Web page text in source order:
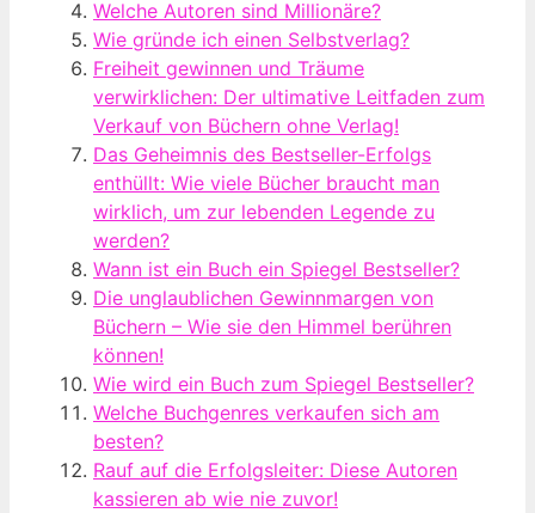
Welche Autoren sind Millionäre?
Wie gründe ich einen Selbstverlag?
Freiheit gewinnen und Träume
verwirklichen: Der ultimative Leitfaden zum
Verkauf von Büchern ohne Verlag!
Das Geheimnis des Bestseller-Erfolgs
enthüllt: Wie viele Bücher braucht man
wirklich, um zur lebenden Legende zu
werden?
Wann ist ein Buch ein Spiegel Bestseller?
Die unglaublichen Gewinnmargen von
Büchern – Wie sie den Himmel berühren
können!
Wie wird ein Buch zum Spiegel Bestseller?
Welche Buchgenres verkaufen sich am
besten?
Rauf auf die Erfolgsleiter: Diese Autoren
kassieren ab wie nie zuvor!